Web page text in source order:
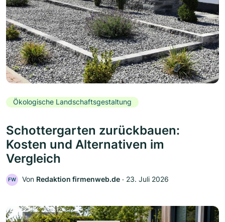
Ökologische Landschaftsgestaltung
Schottergarten zurückbauen:
Kosten und Alternativen im
Vergleich
FW Von Redaktion firmenweb.de ‧ 23. Juli 2026